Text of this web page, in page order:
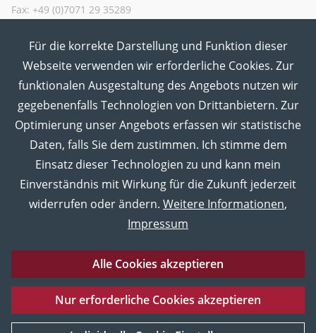
UNESCO
Fax: +49 (0)7071 29 35289
MUT in den Sozialen Medien
Eberhard Karls Universität Tübingen Impressum
Datenschutz Barrierefreiheitserklärung Sitemap
Service und Material
Für die korrekte Darstellung und Funktion dieser
Webseite verwenden wir erforderliche Cookies. Zur
funktionalen Ausgestaltung des Angebots nutzen wir
gegebenenfalls Technologien von Drittanbietern. Zur
Optimierung unser Angebots erfassen wir statistische
Daten, falls Sie dem zustimmen. Ich stimme dem
Einsatz dieser Technologien zu und kann mein
Einverständnis mit Wirkung für die Zukunft jederzeit
widerrufen oder ändern. Weitere Informationen,
Impressum
Alle Cookies akzeptieren
Nur erforderliche Cookies akzeptieren